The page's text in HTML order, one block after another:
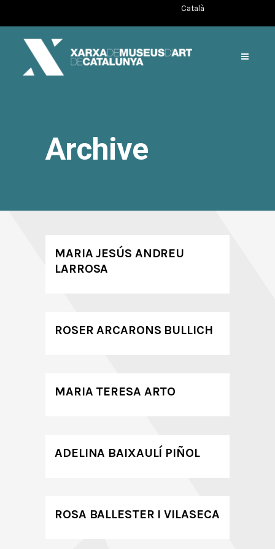
Català
Archive
MARIA JESÚS ANDREU
LARROSA
ROSER ARCARONS BULLICH
MARIA TERESA ARTO
ADELINA BAIXAULÍ PIÑOL
ROSA BALLESTER I VILASECA